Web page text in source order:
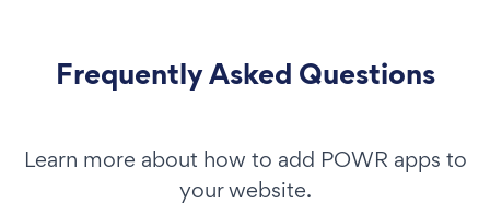
Frequently Asked Questions
Learn more about how to add POWR apps to
your website.